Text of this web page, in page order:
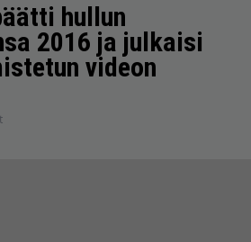
hullun
2016 ja julkaisi
videon